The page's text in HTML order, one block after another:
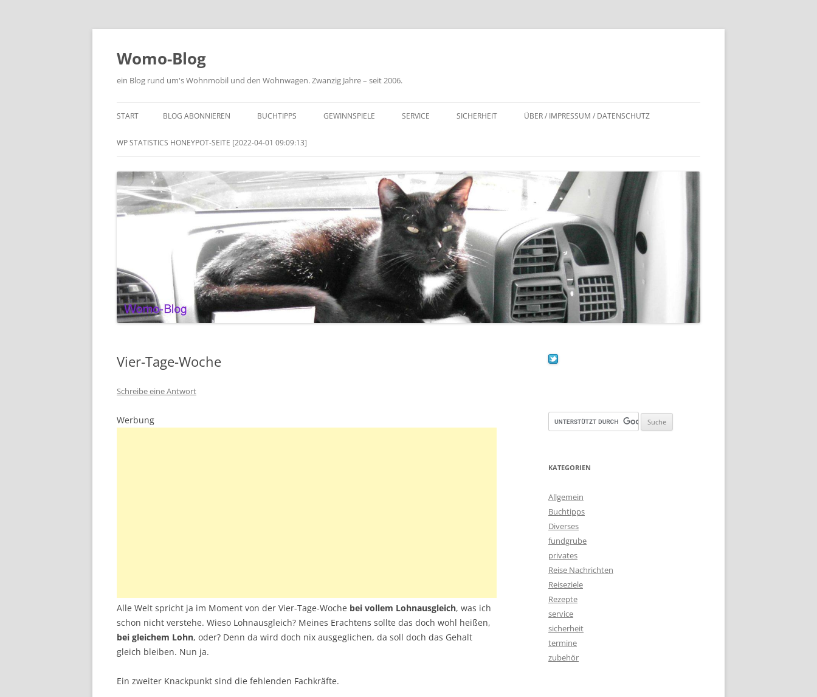
Zum
Womo-Blog
ein Blog rund um's Wohnmobil und den Wohnwagen. Zwanzig Jahre – seit 2006.
START BLOG ABONNIEREN BUCHTIPPS GEWINNSPIELE SERVICE SICHERHEIT ÜBER / IMPRESSUM / DATENSCHUTZ
WP STATISTICS HONEYPOT-SEITE [2022-04-01 09:09:13]
Vier-Tage-Woche
Schreibe eine Antwort
Werbung
Alle Welt spricht ja im Moment von der Vier-Tage-Woche bei vollem Lohnausgleich, was ich
schon nicht verstehe. Wieso Lohnausgleich? Meines Erachtens sollte das doch wohl heißen,
bei gleichem Lohn, oder? Denn da wird doch nix ausgeglichen, da soll doch das Gehalt
gleich bleiben. Nun ja.
Ein zweiter Knackpunkt sind die fehlenden Fachkräfte.
KATEGORIEN
Allgemein
Buchtipps
Diverses
fundgrube
privates
Reise Nachrichten
Reiseziele
Rezepte
service
sicherheit
termine
zubehör